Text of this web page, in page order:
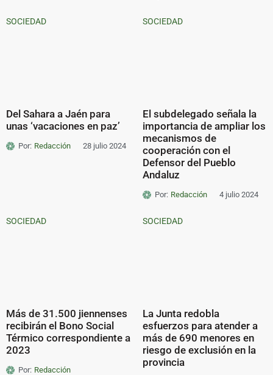
SOCIEDAD
Del Sahara a Jaén para
unas ‘vacaciones en paz’
Por: Redacción 28 julio 2024
SOCIEDAD
El subdelegado señala la
importancia de ampliar los
mecanismos de
cooperación con el
Defensor del Pueblo
Andaluz
Por: Redacción 4 julio 2024
SOCIEDAD
Más de 31.500 jiennenses
recibirán el Bono Social
Térmico correspondiente a
2023
Por: Redacción
SOCIEDAD
La Junta redobla
esfuerzos para atender a
más de 690 menores en
riesgo de exclusión en la
provincia